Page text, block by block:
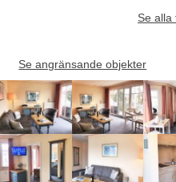
Se alla
Se angränsande objekter